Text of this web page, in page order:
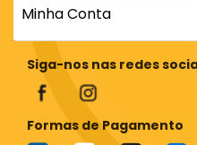
Minha Conta
Siga-nos nas redes
Formas de Pagamento